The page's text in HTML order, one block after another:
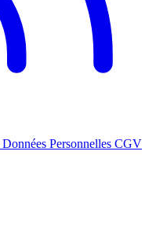
Données Personnelles CGV